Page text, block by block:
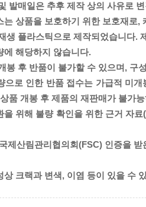
발매일은 추후 제작 상의 사유로
상품을 보호하기 위한 보호재로,
생 플라스틱으로 제작되었습니다.
에 해당하지 않습니다.
봉 후 반품이 불가할 수 있으며, 구
로 인한 반품 접수는 가급적 미
품 개봉 후 제품의 재판매가 불가
위해 불량 확인을 위한 근거 자
제산림관리협의회(FSC) 인증을
크랙과 변색, 이염 등이 있을 수